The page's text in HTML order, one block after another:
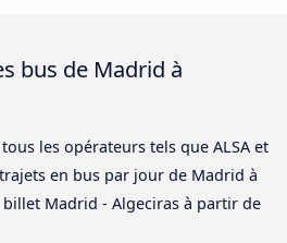
bus de Madrid à
les opérateurs tels que ALSA et
en bus par jour de Madrid à
billet Madrid - Algeciras à partir de